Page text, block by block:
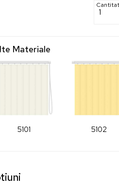
Materiale
5101 5102